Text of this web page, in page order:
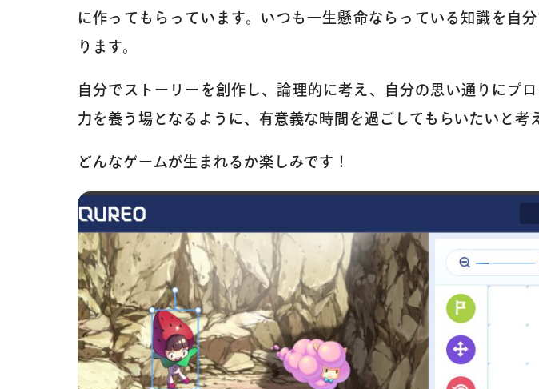
に作ってもらっています。いつも一生懸命ならっている知識を自
ります。
自分でストーリーを創作し、論理的に考え、自分の思い通りにプ
力を養う場となるように、有意義な時間を過ごしてもらいたいと考
どんなゲームが生まれるか楽しみです！